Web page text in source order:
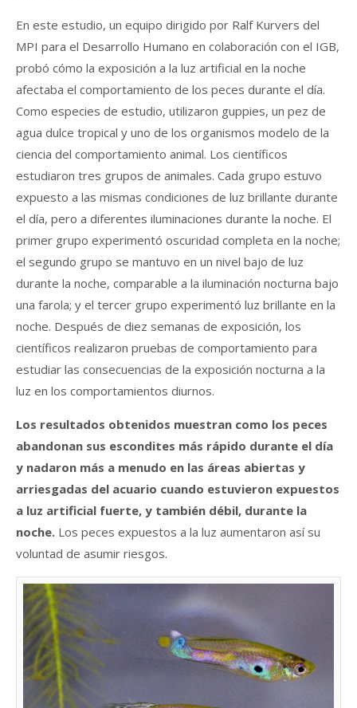
En este estudio, un equipo dirigido por Ralf Kurvers del
MPI para el Desarrollo Humano en colaboración con el IGB,
probó cómo la exposición a la luz artificial en la noche
afectaba el comportamiento de los peces durante el día.
Como especies de estudio, utilizaron guppies, un pez de
agua dulce tropical y uno de los organismos modelo de la
ciencia del comportamiento animal. Los científicos
estudiaron tres grupos de animales. Cada grupo estuvo
expuesto a las mismas condiciones de luz brillante durante
el día, pero a diferentes iluminaciones durante la noche. El
primer grupo experimentó oscuridad completa en la noche;
el segundo grupo se mantuvo en un nivel bajo de luz
durante la noche, comparable a la iluminación nocturna bajo
una farola; y el tercer grupo experimentó luz brillante en la
noche. Después de diez semanas de exposición, los
científicos realizaron pruebas de comportamiento para
estudiar las consecuencias de la exposición nocturna a la
luz en los comportamientos diurnos.
Los resultados obtenidos muestran como los peces
abandonan sus escondites más rápido durante el día
y nadaron más a menudo en las áreas abiertas y
arriesgadas del acuario cuando estuvieron expuestos
a luz artificial fuerte, y también débil, durante la
noche. Los peces expuestos a la luz aumentaron así su
voluntad de asumir riesgos.